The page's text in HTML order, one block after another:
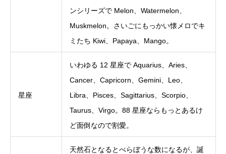
ンシリーズで Melon、Watermelon、
Muskmelon。さいごにもっかい懐メロでキ
ミたち Kiwi、Papaya、Mango。
星座
いわゆる 12 星座で Aquarius、Aries、
Cancer、Capricorn、Gemini、Leo、
Libra、Pisces、Sagittarius、Scorpio、
Taurus、Virgo。88 星座ならもっとあるけ
ど面倒なので割愛。
天然石となるとべらぼうな数になるが、誕